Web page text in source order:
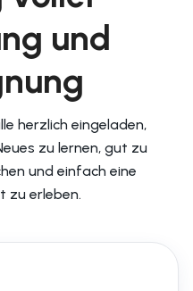
und
herzlich eingeladen,
zu lernen, gut zu
und einfach eine
zu erleben.